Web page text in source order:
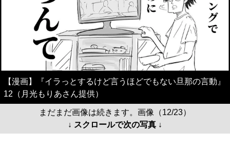
【漫画】『イラっとするけど言うほどでもない旦那の言動』
12（月光もりあさん提供）
まだまだ画像は続きます。画像（12/23）
↓ スクロールで次の写真 ↓